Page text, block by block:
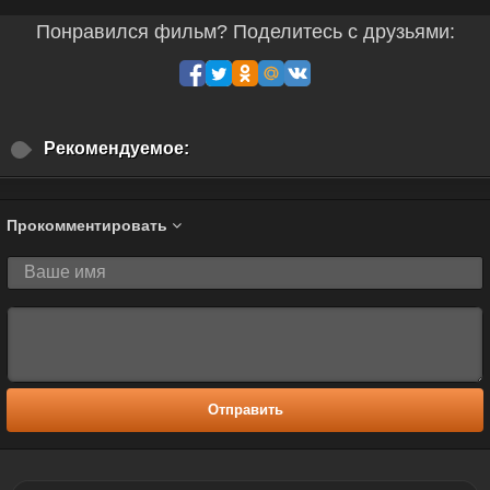
Понравился фильм? Поделитесь с друзьями:
Рекомендуемое:
Прокомментировать
Отправить